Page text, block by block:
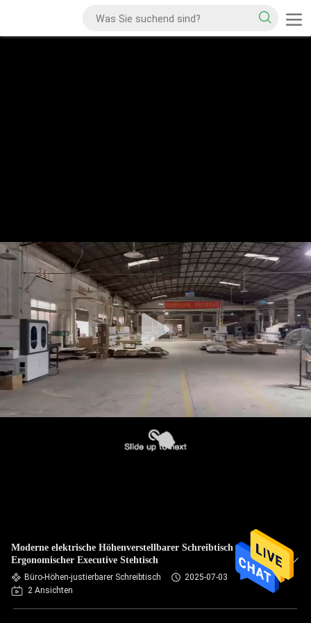
Moderne elektrische Höhenverstellbarer Schreibtisch
Ergonomischer Executive Stehtisch
Büro-Höhen-justierbarer Schreibtisch
2025-07-03
2 Ansichten